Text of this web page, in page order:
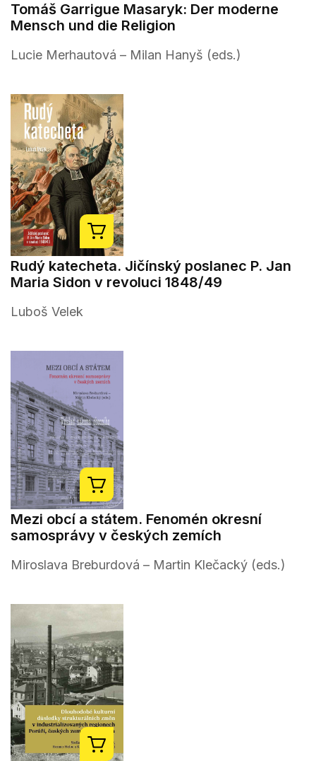
Tomáš Garrigue Masaryk: Der moderne
Mensch und die Religion
Lucie Merhautová – Milan Hanyš (eds.)
Rudý katecheta. Jičínský poslanec P. Jan
Maria Sidon v revoluci 1848/49
Luboš Velek
Mezi obcí a státem. Fenomén okresní
samosprávy v českých zemích
Miroslava Breburdová – Martin Klečacký (eds.)